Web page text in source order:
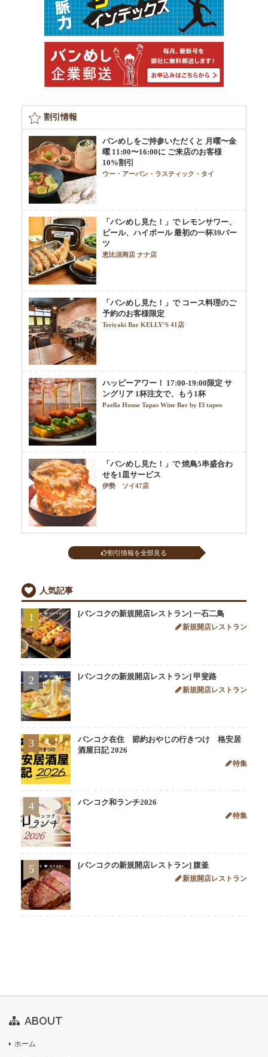
割引情報
バンめしをご持参いただくと 月曜〜金
曜 11:00〜16:00に ご来店のお客様
10%割引
ウー・アーバン・ラスティック・タイ
「バンめし見た！」で レモンサワー、
ビール、ハイボール 最初の一杯39バー
ツ
恵比須商店 ナナ店
「バンめし見た！」で コース料理のご
予約のお客様限定
Teriyaki Bar KELLY’S 41店
ハッピーアワー！ 17:00-19:00限定 サ
ングリア 1杯注文で、もう1杯
Paella House Tapas Wine Bar by El tapeo
「バンめし見た！」で 焼鳥5串盛合わ
せを1皿サービス
伊勢 ソイ47店
割引情報を全部見る
人気記事
1 [バンコクの新規開店レストラン] 一石二鳥
新規開店レストラン
2 [バンコクの新規開店レストラン] 甲斐路
新規開店レストラン
3
バンコク在住 節約おやじの行きつけ 格安居
酒屋日記 2026
特集
4 バンコク和ランチ2026
特集
5 [バンコクの新規開店レストラン] 腹釜
新規開店レストラン
ABOUT
ホーム